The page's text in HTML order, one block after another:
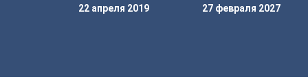
22 апреля 2019
27 февраля 2027